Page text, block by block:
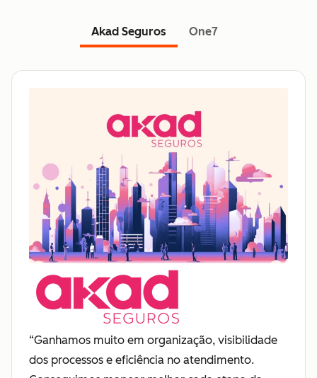
Akad Seguros One7
“Ganhamos muito em organização, visibilidade
dos processos e eficiência no atendimento.